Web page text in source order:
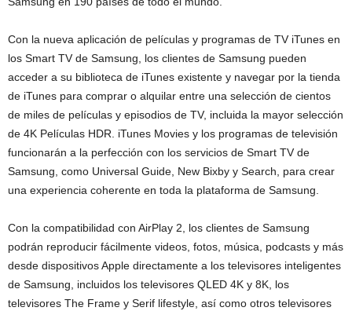
Con la nueva aplicación de películas y programas de TV iTunes en
los Smart TV de Samsung, los clientes de Samsung pueden
acceder a su biblioteca de iTunes existente y navegar por la tienda
de iTunes para comprar o alquilar entre una selección de cientos
de miles de películas y episodios de TV, incluida la mayor selección
de 4K Películas HDR. iTunes Movies y los programas de televisión
funcionarán a la perfección con los servicios de Smart TV de
Samsung, como Universal Guide, New Bixby y Search, para crear
una experiencia coherente en toda la plataforma de Samsung.
Con la compatibilidad con AirPlay 2, los clientes de Samsung
podrán reproducir fácilmente videos, fotos, música, podcasts y más
desde dispositivos Apple directamente a los televisores inteligentes
de Samsung, incluidos los televisores QLED 4K y 8K, los
televisores The Frame y Serif lifestyle, así como otros televisores